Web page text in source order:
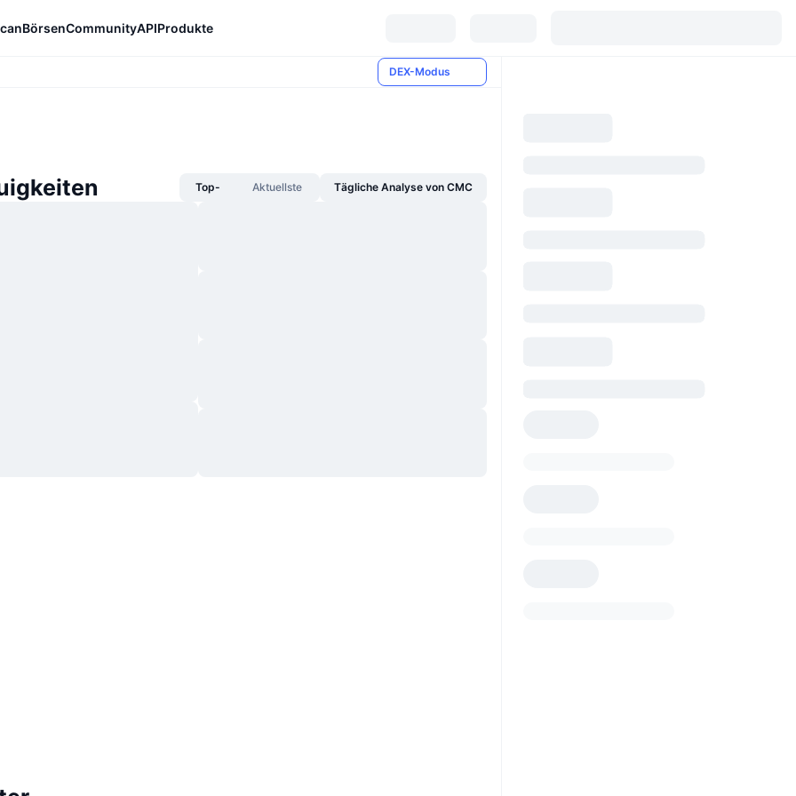
BörsenCommunityAPIProdukte
DEX-Modus
Top- Aktuellste Tägliche Analyse von CMC